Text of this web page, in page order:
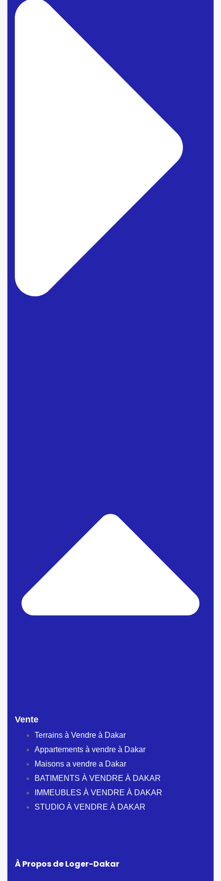
Vente
Terrains à Vendre à Dakar
Appartements à vendre à Dakar
Maisons a vendre a Dakar
BATIMENTS À VENDRE À DAKAR
IMMEUBLES À VENDRE À DAKAR
STUDIO À VENDRE À DAKAR
À Propos de Loger-Dakar